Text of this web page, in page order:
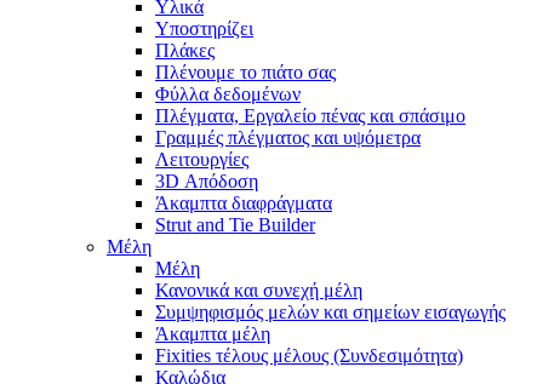
Υλικά
Υποστηρίζει
Πλάκες
Πλένουμε το πιάτο σας
Φύλλα δεδομένων
Πλέγματα, Εργαλείο πένας και σπάσιμο
Γραμμές πλέγματος και υψόμετρα
Λειτουργίες
3D Απόδοση
Άκαμπτα διαφράγματα
Strut and Tie Builder
Μέλη
Μέλη
Κανονικά και συνεχή μέλη
Συμψηφισμός μελών και σημείων εισαγωγής
Άκαμπτα μέλη
Fixities τέλους μέλους (Συνδεσιμότητα)
Καλώδια